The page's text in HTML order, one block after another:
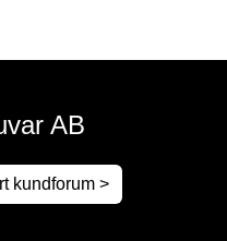
AB
kundforum >